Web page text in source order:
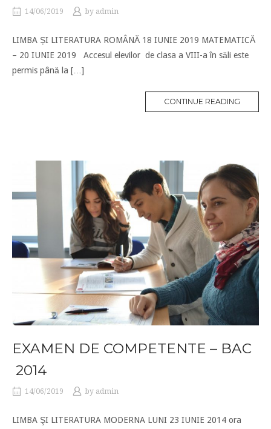
14/06/2019 by admin
LIMBA ȘI LITERATURA ROMÂNĂ 18 IUNIE 2019 MATEMATICĂ
– 20 IUNIE 2019 Accesul elevilor de clasa a VIII-a în săli este
permis până la […]
CONTINUE READING
EXAMEN DE COMPETENTE – BAC
2014
14/06/2019 by admin
LIMBA ŞI LITERATURA MODERNA LUNI 23 IUNIE 2014 ora